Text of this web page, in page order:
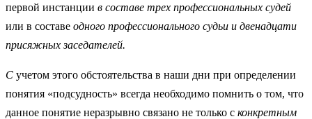
первой инстан­ции в составе трех профессиональных судей
или в составе одного профес­сионального судьи и двенадцати
присяжных заседателей.
С учетом этого обстоятельства в наши дни при определении
понятия «подсудность» всегда необходимо помнить о том, что
данное понятие не­разрывно связано не только с конкретным